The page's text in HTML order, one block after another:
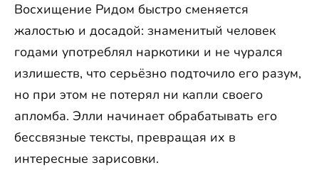
Восхищение Ридом быстро сменяется
жалостью и досадой: знаменитый человек
годами употреблял наркотики и не чурался
излишеств, что серьёзно подточило его разум,
но при этом не потерял ни капли своего
апломба. Элли начинает обрабатывать его
бессвязные тексты, превращая их в
интересные зарисовки.